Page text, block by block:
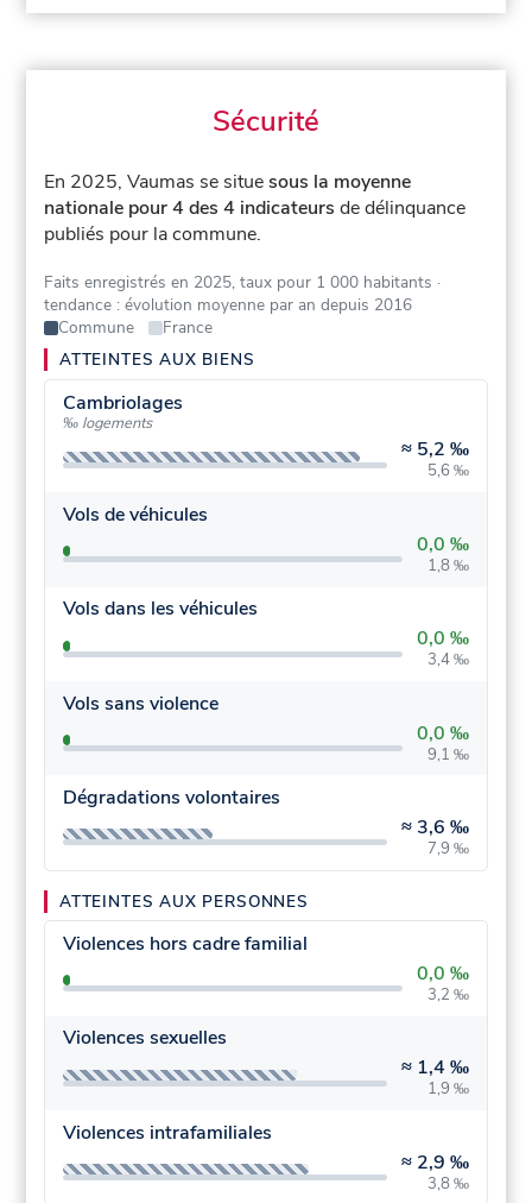
Sécurité
En 2025, Vaumas se situesous la moyenne
nationale pour 4 des 4 indicateurs de délinquance
publiés pour la commune.
Faits enregistrés en 2025, taux pour 1 000 habitants ·
tendance : évolution moyenne par an depuis 2016
Commune
France
ATTEINTES AUX BIENS
Cambriolages
‰ logements
≈ 5,2 ‰
5,6 ‰
Vols de véhicules
0,0 ‰
1,8 ‰
Vols dans les véhicules
0,0 ‰
3,4 ‰
Vols sans violence
0,0 ‰
9,1 ‰
Dégradations volontaires
≈ 3,6 ‰
7,9 ‰
ATTEINTES AUX PERSONNES
Violences hors cadre familial
0,0 ‰
3,2 ‰
Violences sexuelles
≈ 1,4 ‰
1,9 ‰
Violences intrafamiliales
≈ 2,9 ‰
3,8 ‰